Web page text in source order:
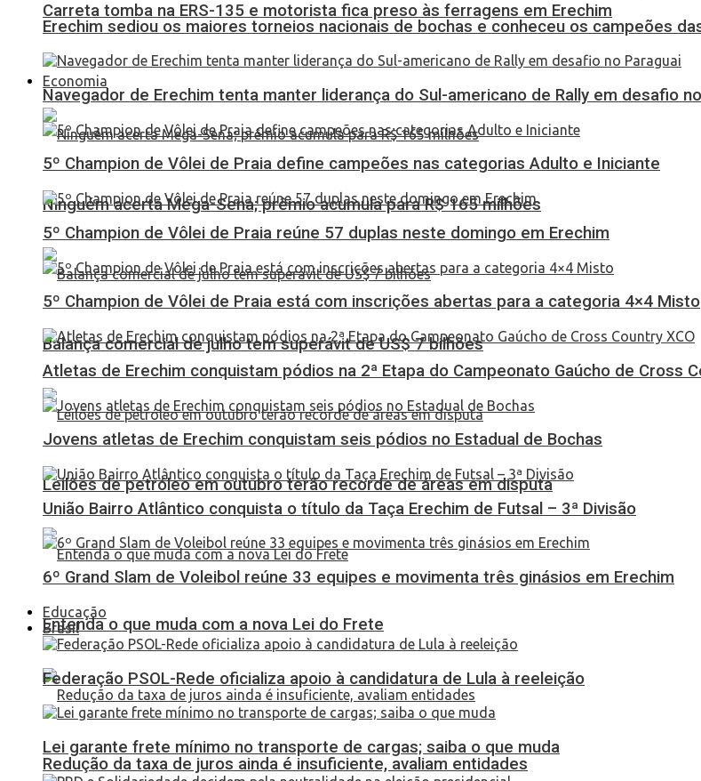
Carreta tomba na ERS-135 e motorista fica preso às ferragens em Erechim
Economia
Ninguém acerta Mega-Sena; prêmio acumula para R$ 165 milhões
Balança comercial de julho tem superávit de US$ 7 bilhões
Leilões de petróleo em outubro terão recorde de áreas em disputa
Entenda o que muda com a nova Lei do Frete
Redução da taxa de juros ainda é insuficiente, avaliam entidades
Erechim sediou os maiores torneios nacionais de bochas e conheceu os campeões
Navegador de Erechim tenta manter liderança do Sul-americano de Rally em desafio
5º Champion de Vôlei de Praia define campeões nas categorias Adulto e Iniciante
5º Champion de Vôlei de Praia reúne 57 duplas neste domingo em Erechim
5º Champion de Vôlei de Praia está com inscrições abertas para a categoria 4×4 Misto
Atletas de Erechim conquistam pódios na 2ª Etapa do Campeonato Gaúcho de Cross
Jovens atletas de Erechim conquistam seis pódios no Estadual de Bochas
União Bairro Atlântico conquista o título da Taça Erechim de Futsal – 3ª Divisão
6º Grand Slam de Voleibol reúne 33 equipes e movimenta três ginásios em Erechim
Educação
Brasil
Federação PSOL-Rede oficializa apoio à candidatura de Lula à reeleição
Lei garante frete mínimo no transporte de cargas; saiba o que muda